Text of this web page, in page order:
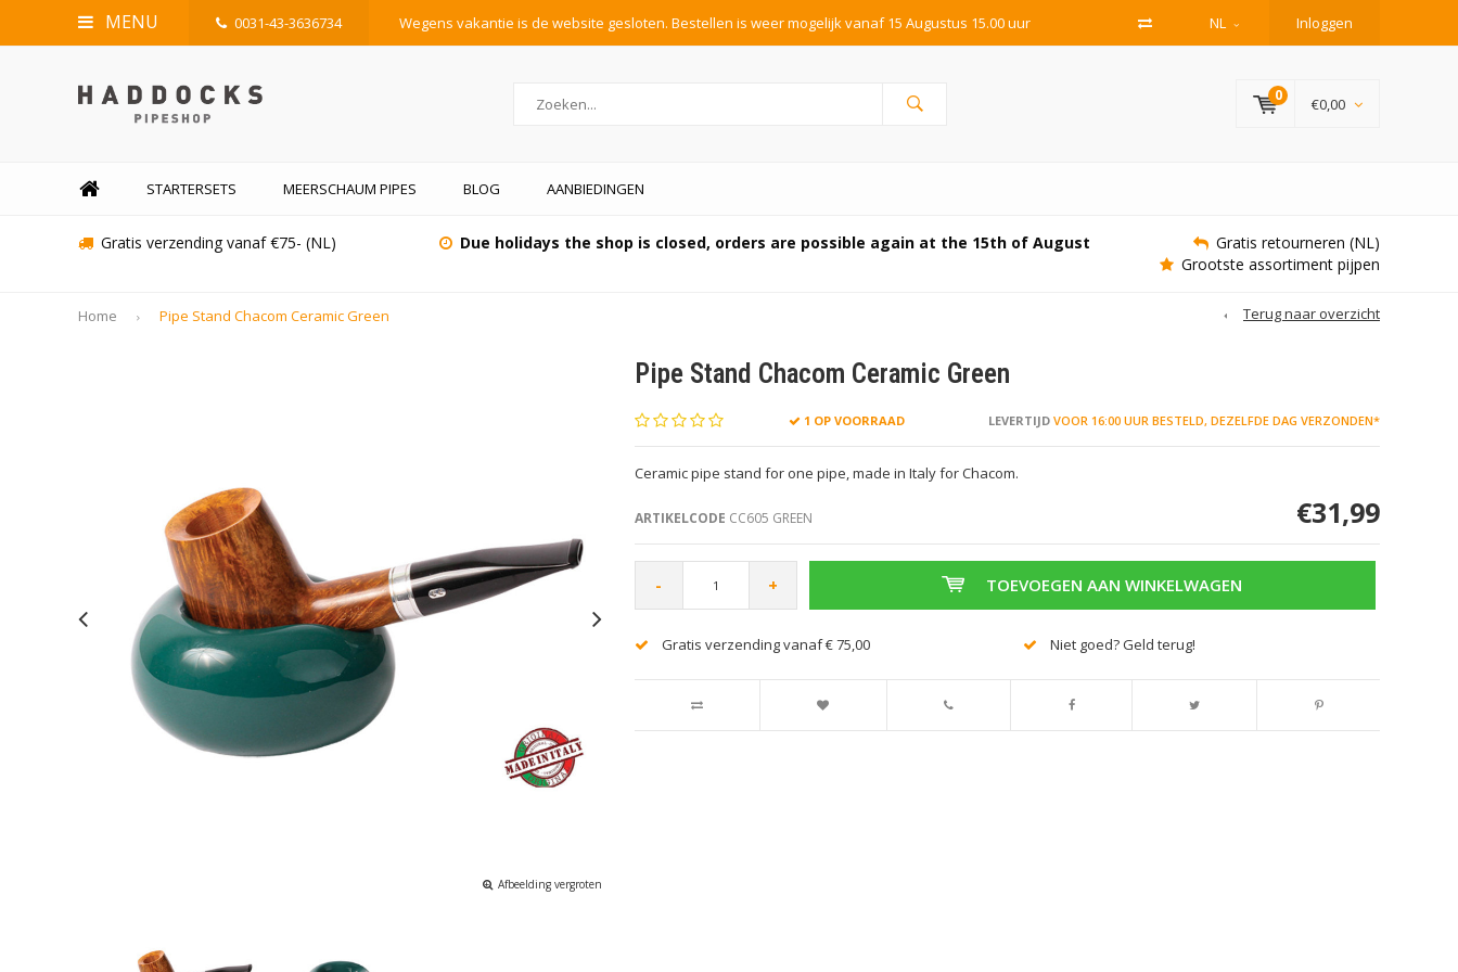
MENU 0031-43-3636734 Wegens vakantie is de website gesloten. Bestellen is weer mogelijk vanaf 15 Augustus 15.00 uur NL Inloggen
0 €0,00
STARTERSETS MEERSCHAUM PIPES BLOG AANBIEDINGEN
Gratis verzending vanaf €75- (NL) Due holidays the shop is closed, orders are possible again at the 15th of August
Gratis retourneren (NL)
Grootste assortiment pijpen
Home Pipe Stand Chacom Ceramic Green Terug naar overzicht
Afbeelding vergroten
Pipe Stand Chacom Ceramic Green
1 OP VOORRAAD LEVERTIJDVOOR 16:00 UUR BESTELD, DEZELFDE DAG VERZONDEN*
Ceramic pipe stand for one pipe, made in Italy for Chacom.
ARTIKELCODE CC605 GREEN €31,99
- + TOEVOEGEN AAN WINKELWAGEN
Gratis verzending vanaf € 75,00 Niet goed? Geld terug!